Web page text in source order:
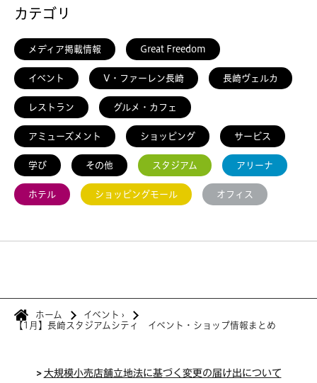
カテゴリ
メディア掲載情報 Great Freedom
イベント V・ファーレン長崎 長崎ヴェルカ
レストラン グルメ・カフェ
アミューズメント ショッピング サービス
学び その他 スタジアム アリーナ
ホテル ショッピングモール オフィス
ホーム イベント ›
【1月】長崎スタジアムシティ イベント・ショップ情報まとめ
>大規模小売店舗立地法に基づく変更の届け出について